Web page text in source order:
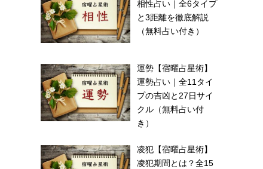
相性占い｜全6タイプ
と3距離を徹底解説
（無料占い付き）
運勢【宿曜占星術】
運勢占い｜全11タイ
プの吉凶と27日サイ
クル（無料占い付
き）
凌犯【宿曜占星術】
凌犯期間とは？全15